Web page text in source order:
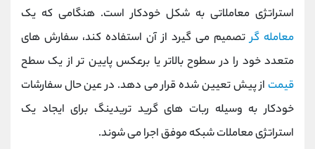
استراتژی معاملاتی به شکل خودکار است. هنگامی که یک
معامله گرتصمیم می گیرد از آن استفاده کند، سفارش های
متعدد خود را در سطوح بالاتر یا برعکس پایین تر از یک سطح
قیمت از پیش تعیین شده قرار می دهد. در عین حال سفارشات
خودکار به وسیله ربات های گرید تریدینگ برای ایجاد یک
استراتژی معاملات شبکه موفق اجرا می شوند.